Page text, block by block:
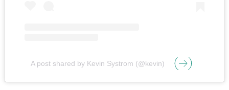
A post shared by Kevin Systrom (@kevin)